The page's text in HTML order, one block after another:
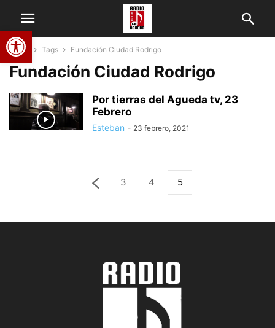
Abrir barra de herramientas
Home Tags Fundación Ciudad Rodrigo
Fundación Ciudad Rodrigo
Por tierras del Agueda tv, 23
Febrero
Esteban - 23 febrero, 2021
3 4 5